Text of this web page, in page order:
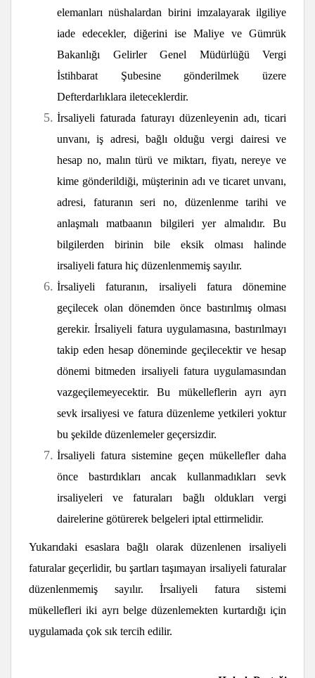
elemanları nüshalardan birini imzalayarak ilgiliye
iade edecekler, diğerini ise Maliye ve Gümrük
Bakanlığı Gelirler Genel Müdürlüğü Vergi
İstihbarat Şubesine gönderilmek üzere
Defterdarlıklara ileteceklerdir.
İrsaliyeli faturada faturayı düzenleyenin adı, ticari
unvanı, iş adresi, bağlı olduğu vergi dairesi ve
hesap no, malın türü ve miktarı, fiyatı, nereye ve
kime gönderildiği, müşterinin adı ve ticaret unvanı,
adresi, faturanın seri no, düzenlenme tarihi ve
anlaşmalı matbaanın bilgileri yer almalıdır. Bu
bilgilerden birinin bile eksik olması halinde
irsaliyeli fatura hiç düzenlenmemiş sayılır.
İrsaliyeli faturanın, irsaliyeli fatura dönemine
geçilecek olan dönemden önce bastırılmış olması
gerekir. İrsaliyeli fatura uygulamasına, bastırılmayı
takip eden hesap döneminde geçilecektir ve hesap
dönemi bitmeden irsaliyeli fatura uygulamasından
vazgeçilemeyecektir. Bu mükelleflerin ayrı ayrı
sevk irsaliyesi ve fatura düzenleme yetkileri yoktur
bu şekilde düzenlemeler geçersizdir.
İrsaliyeli fatura sistemine geçen mükellefler daha
önce bastırdıkları ancak kullanmadıkları sevk
irsaliyeleri ve faturaları bağlı oldukları vergi
dairelerine götürerek belgeleri iptal ettirmelidir.
Yukarıdaki esaslara bağlı olarak düzenlenen irsaliyeli
faturalar geçerlidir, bu şartları taşımayan irsaliyeli faturalar
düzenlenmemiş sayılır. İrsaliyeli fatura sistemi
mükellefleri iki ayrı belge düzenlemekten kurtardığı için
uygulamada çok sık tercih edilir.